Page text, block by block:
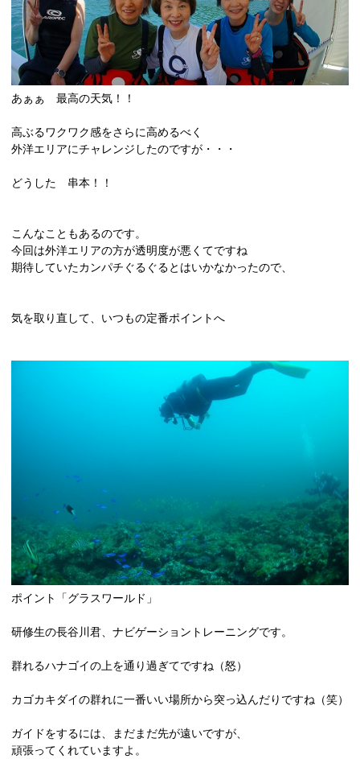
あぁぁ 最高の天気！！
高ぶるワクワク感をさらに高めるべく
外洋エリアにチャレンジしたのですが・・・
どうした 串本！！
こんなこともあるのです。
今回は外洋エリアの方が透明度が悪くてですね
期待していたカンパチぐるぐるとはいかなかったので、
気を取り直して、いつもの定番ポイントへ
ポイント「グラスワールド」
研修生の長谷川君、ナビゲーショントレーニングです。
群れるハナゴイの上を通り過ぎてですね（怒）
カゴカキダイの群れに一番いい場所から突っ込んだりですね（笑）
ガイドをするには、まだまだ先が遠いですが、
頑張ってくれていますよ。